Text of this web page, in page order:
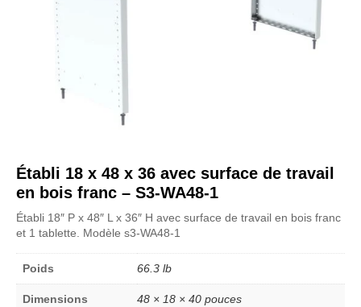
Établi 18 x 48 x 36 avec surface de travail
en bois franc – S3-WA48-1
Établi 18″ P x 48″ L x 36″ H avec surface de travail en bois franc
et 1 tablette. Modèle s3-WA48-1
Poids 66.3 lb
Dimensions 48 × 18 × 40 pouces